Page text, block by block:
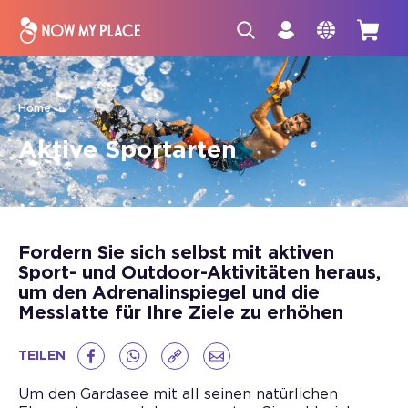
Home
Aktive Sportarten
Fordern Sie sich selbst mit aktiven
Sport- und Outdoor-Aktivitäten heraus,
um den Adrenalinspiegel und die
Messlatte für Ihre Ziele zu erhöhen
TEILEN
Um den Gardasee mit all seinen natürlichen